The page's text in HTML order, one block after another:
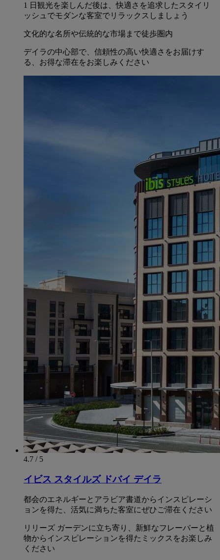
1 日観光を楽しんだ後は、快適さを追求したスタイリ
ッシュでモダンな客室でリラックスしましょう
文化的な名所や伝統的な市場まで徒歩圏内
デイラの中心部で、信頼性の高い快適さをお届けす
る、お得な滞在をお楽しみください
4.7 / 5
イビス スタイルズ ドバイ デイラ
都会のエネルギーとアラビア書道からインスピレーシ
ョンを得た、活気に満ちた客室にぜひご滞在ください
リリーズ ガーデンに立ち寄り、新鮮なフレーバーと植
物からインスピレーションを得たミックスをお楽しみ
ください